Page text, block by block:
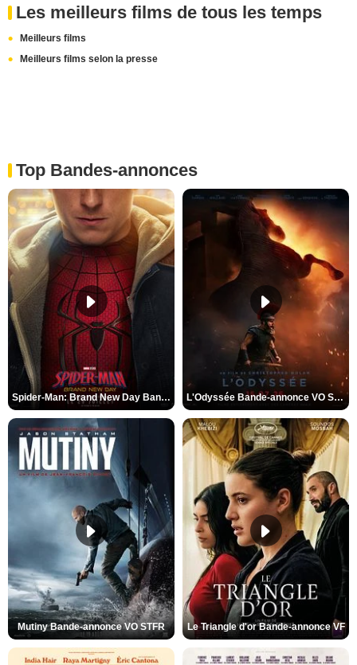
Les meilleurs films de tous les temps
Meilleurs films
Meilleurs films selon la presse
Top Bandes-annonces
Spider-Man: Brand New Day Bande-annonce VO STFR L'Odyssée Bande-annonce VO STFR
Mutiny Bande-annonce VO STFR Le Triangle d'or Bande-annonce VF